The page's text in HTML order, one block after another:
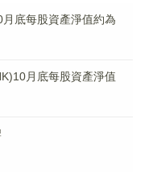
底每股資產淨值約為
月底每股資產淨值